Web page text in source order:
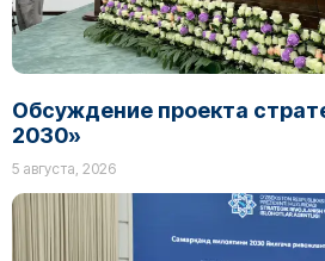
Обсуждение проекта
2030»
5 августа, 2026